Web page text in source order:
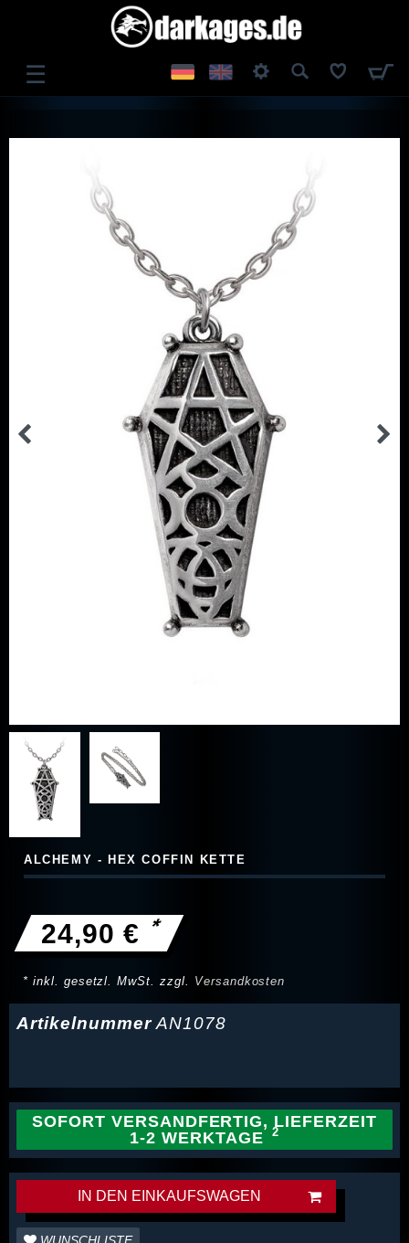
☰
ALCHEMY - HEX COFFIN KETTE
24,90 € *
* inkl. gesetzl. MwSt. zzgl. Versandkosten
ArtikelnummerAN1078
SOFORT VERSANDFERTIG, LIEFERZEIT
1-2 WERKTAGE
IN DEN EINKAUFSWAGEN